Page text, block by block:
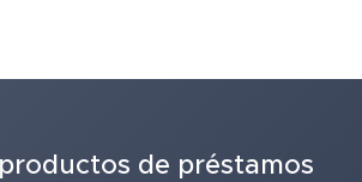
de préstamos